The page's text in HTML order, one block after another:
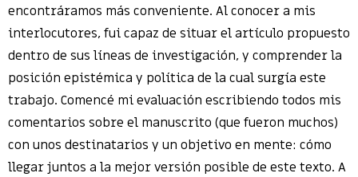
encontráramos más conveniente. Al conocer a mis
interlocutores, fui capaz de situar el artículo propuesto
dentro de sus líneas de investigación, y comprender la
posición epistémica y política de la cual surgía este
trabajo. Comencé mi evaluación escribiendo todos mis
comentarios sobre el manuscrito (que fueron muchos)
con unos destinatarios y un objetivo en mente: cómo
llegar juntos a la mejor versión posible de este texto. A